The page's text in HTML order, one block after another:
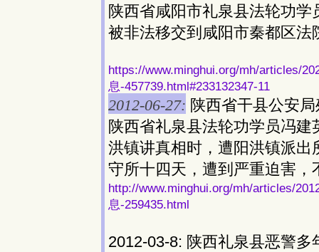
陕西省咸阳市礼泉县法轮功
被非法移交到咸阳市秦都区法
https://www.minghui.org/mh/articles/
息-457739.html#233132347-11
2012-06-27: 陕西省干县公安
陕西省礼泉县法轮功学员冯
洪镇讲真相时，遭阳洪镇派
守所十四天，遭到严重迫害
http://www.minghui.org/mh/articles/
息-259435.html
2012-03-8: 陕西礼泉县恶警